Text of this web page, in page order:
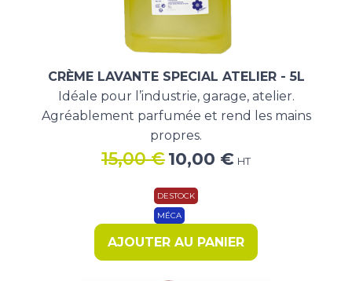
CRÈME LAVANTE SPECIAL ATELIER - 5L
Idéale pour l’industrie, garage, atelier.
Agréablement parfumée et rend les mains
propres.
15,00€ Le
initial
était :
10,00 €Le
10,00 €.
HT
DESTOCK
MÉCA
AJOUTER AU PANIER